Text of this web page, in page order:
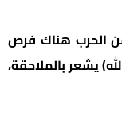
الحرب هناك فرص
يشعر بالملاحقة،